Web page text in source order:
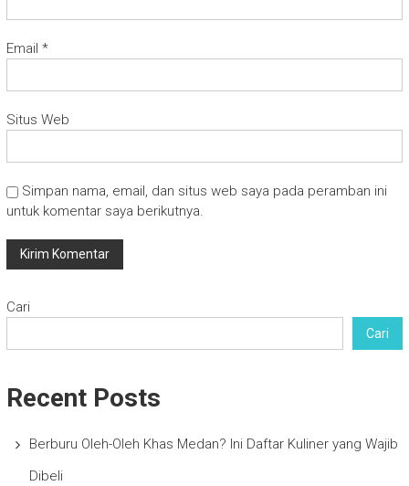
Email *
Situs Web
Simpan nama, email, dan situs web saya pada peramban ini
untuk komentar saya berikutnya.
Cari
Cari
Recent Posts
Berburu Oleh-Oleh Khas Medan? Ini Daftar Kuliner yang Wajib
Dibeli